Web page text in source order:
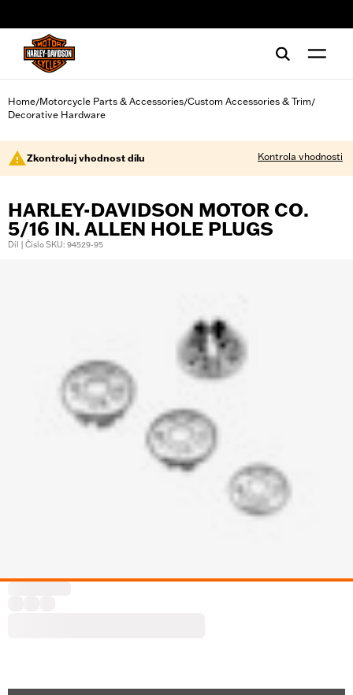
Home/Motorcycle Parts & Accessories/Custom Accessories & Trim/
Decorative Hardware
Zkontroluj vhodnost dílu Kontrola vhodnosti
HARLEY-DAVIDSON MOTOR CO.
5/16 IN. ALLEN HOLE PLUGS
Díl | Číslo SKU: 94529-95